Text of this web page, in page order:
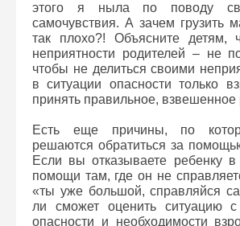
этого я ныла по поводу
самочувствия. А зачем грузить
так плохо?! Объясните детям,
неприятности родителей – не
чтобы не делиться своими
в ситуации опасности только
принять правильное,
Есть еще причины, по
решаются обратиться за
Если вы отказываете ребенку в
помощи там, где он не
«ты уже большой, справляйся
ли сможет оценить ситуацию с
опасности и необходимости